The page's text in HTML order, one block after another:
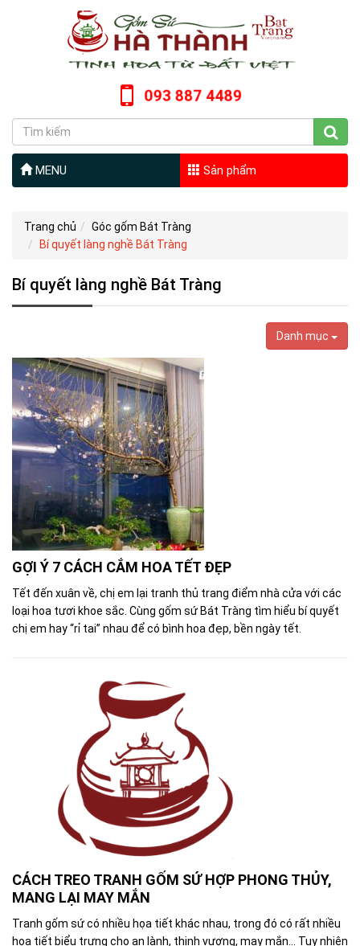
093 887 4489
MENU Sản phẩm
Trang chủ
Góc gốm Bát Tràng
Bí quyết làng nghề Bát Tràng
Bí quyết làng nghề Bát Tràng
Danh mục
GỢI Ý 7 CÁCH CẮM HOA TẾT ĐẸP
Tết đến xuân về, chị em lại tranh thủ trang điểm nhà cửa với các
loại hoa tươi khoe sắc. Cùng gốm sứ Bát Tràng tìm hiểu bí quyết
chị em hay “rỉ tai” nhau để có bình hoa đẹp, bền ngày tết.
CÁCH TREO TRANH GỐM SỨ HỢP PHONG THỦY,
MANG LẠI MAY MẮN
Tranh gốm sứ có nhiều họa tiết khác nhau, trong đó có rất nhiều
họa tiết biểu trưng cho an lành, thịnh vượng, may mắn... Tuy nhiên